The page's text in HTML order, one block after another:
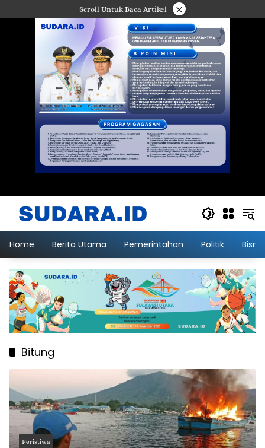
ke
Scroll Untuk Baca Artikel ×
Home Berita Utama Pemerintahan Politik
Bitung
Peristiwa